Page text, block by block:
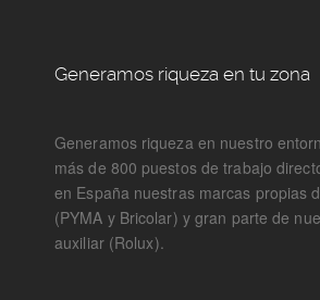
Generamos riqueza en tu zona
Generamos riqueza en nuestro
más de 800 puestos de trabajo
en España nuestras marcas propias
(PYMA y Bricolar) y gran parte de
auxiliar (Rolux).